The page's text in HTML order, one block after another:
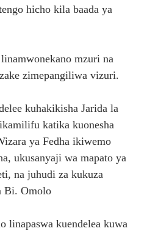
hicho kila baada ya
mzuri na
zimepangiliwa vizuri.
kuhakikisha Jarida la
katika kuonesha
ya Fedha ikiwemo
ukusanyaji wa mapato ya
na juhudi za kukuza
Bi. Omolo
linapaswa kuendelea kuwa